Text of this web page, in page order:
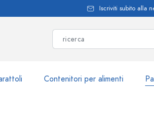
Iscriviti subito alla
Contenitori per alimenti